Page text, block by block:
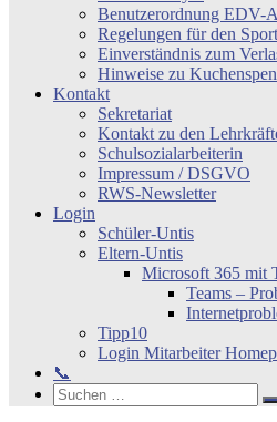
Benutzerordnung EDV-
Regelungen für den
Einverständnis zum
Hinweise zu
Kontakt
Sekretariat
Kontakt zu den
Schulsozialarbeiterin
Impressum / DSGVO
RWS-Newsletter
Login
Schüler-Untis
Eltern-Untis
Microsoft 365 mit
Teams –
Tipp10
Login Mitarbeiter
📞
Search
Suchen
nach: